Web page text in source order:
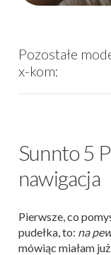
Pozostałe
x-kom:
Sunnto 5
nawigacja
Pierwsze, co
pudełka, to: na
mówiąc miałam